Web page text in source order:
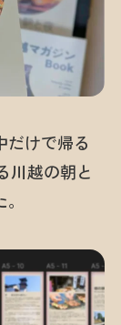
だけで帰る
川越の朝と